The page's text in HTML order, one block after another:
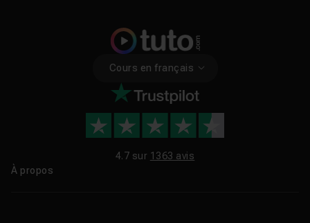
Cours en français
4.7 sur 1363 avis
À propos